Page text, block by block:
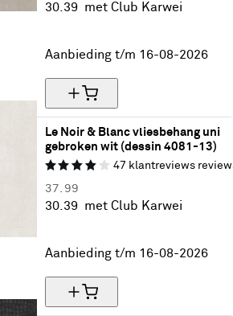
30. 39 met Club Karwei
Aanbieding t/m 16-08-2026
Le Noir & Blanc vliesbehang uni
gebroken wit (dessin 4081-13)
47 klantreviews
37. 99
30. 39 met Club Karwei
Aanbieding t/m 16-08-2026